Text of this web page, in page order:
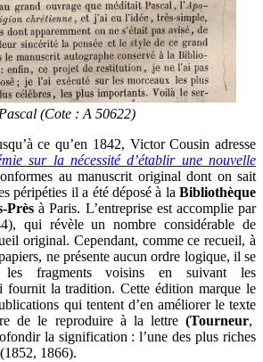
(Cote : A 50622)
ce qu’en 1842, Victor Cousin adresse
sur la nécessité d’établir une nouvelle
au manuscrit original dont on sait
péripéties il a été déposé à la Bibliothèque
Prèsà Paris. L’entreprise est accomplie par
qui révèle un nombre considérable de
original. Cependant, comme ce recueil, à
ne présente aucun ordre logique, il se
fragments voisins en suivant les
fournit la tradition. Cette édition marque le
qui tentent d’en améliorer le texte
de le reproduire à la lettre (Tourneur,
la signification : l’une des plus riches
(1852, 1866).